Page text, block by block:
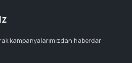
kampanyalarımızdan haberdar